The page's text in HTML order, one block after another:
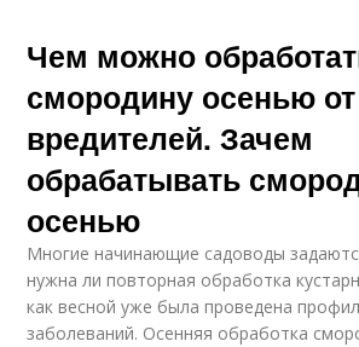
Чем можно
смородину осенью от
вредителей. Зачем
обрабатывать
осенью
Многие начинающие садоводы
нужна ли повторная обработка
как весной уже была проведена
заболеваний. Осенняя обработка